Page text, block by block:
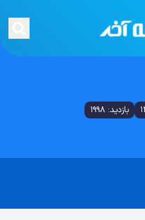
بازدید: 1998